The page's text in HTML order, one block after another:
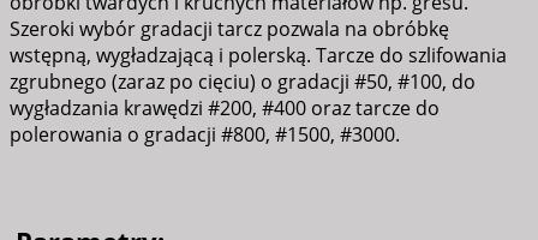
Szeroki wybór gradacji tarcz pozwala na obróbkę
wstępną, wygładzającą i polerską. Tarcze do szlifowania
zgrubnego (zaraz po cięciu) o gradacji #50, #100, do
wygładzania krawędzi #200, #400 oraz tarcze do
polerowania o gradacji #800, #1500, #3000.